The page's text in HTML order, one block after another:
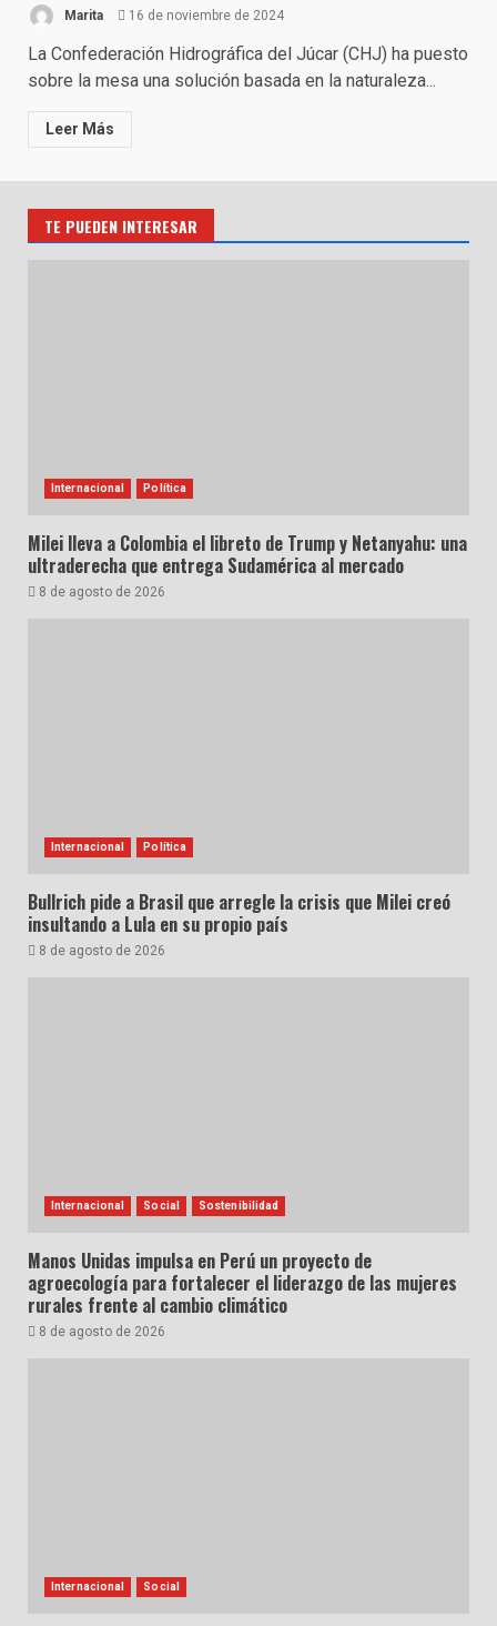
Marita 16 de noviembre de 2024
La Confederación Hidrográfica del Júcar (CHJ) ha puesto
sobre la mesa una solución basada en la naturaleza...
Leer Más
TE PUEDEN INTERESAR
Internacional Política
Milei lleva a Colombia el libreto de Trump y Netanyahu: una
ultraderecha que entrega Sudamérica al mercado
8 de agosto de 2026
Internacional Política
Bullrich pide a Brasil que arregle la crisis que Milei creó
insultando a Lula en su propio país
8 de agosto de 2026
Internacional Social Sostenibilidad
Manos Unidas impulsa en Perú un proyecto de
agroecología para fortalecer el liderazgo de las mujeres
rurales frente al cambio climático
8 de agosto de 2026
Internacional Social